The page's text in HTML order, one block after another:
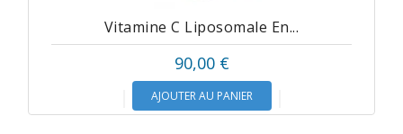
Vitamine C Liposomale En...
90,00 €
AJOUTER AU PANIER